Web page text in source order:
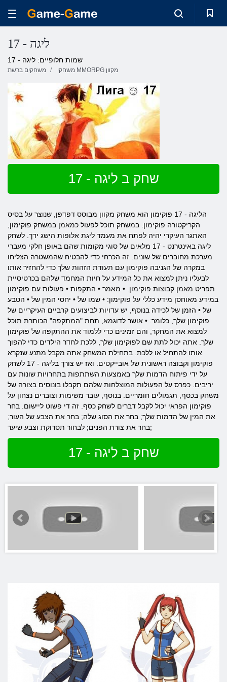
ליגה - 17
שמות חלופיים: ליגה - 17
משחקים ברשת משחקי MMORPG מקוון
שחק ב ליגה - 17
הליגה - 17 פוקימון הוא משחק מקוון מבוסס דפדפן, שנוצר על בסיס
הקריקטורה פוקימון. במשחק תוכל לפעול כמאמן במשחק פוקימון,
האתגר העיקרי יהיה לפתח את מעמד ליגת אלופות הישג ידך. לשחק
ליגה באינטרנט - 17 מלאים של סוגי מקומות שהם באופן חלקי מעברי
מערכת מחוברים של שונים. זה הכרחי כדי להבטיח שהמשטרה הצליחו
במקרה של הגניבה פוקימון עם תעודת הזהות שלך כדי להחזיר אותו
לבעליו ניתן למצוא את כל המידע על חיות המחמד שלהם בכרטיסיית
תפריט מאמן קבוצות פוקימון. • מאמר • התקפות • פעולות עם פוקימון
במידע מאוחסן מידע כללי על פוקימון: • שמו של • יחסי המין של • הטבע
של • הזמן של לכידה בנוסף, יש עדויות לביצועים קרביים העיקריים של
פוקימון שלך, כלומר: • אושר לדוגמא, תחת "המתקפה" הכותרת תוכל
למצוא את המחקר, והם זמינים כדי ללמוד את ההתקפה של פוקימון
שלך. אתה יכול לתת שם לפוקימון שלך, ללכת לחדר הילדים כדי להפוך
אותו להתחיל או ללכת. בתחילת המשחק אתה מקבל מתנע שנקרא
פוקימון וקבוצה ראשונית של אובייקטים. ואז יש צורך בליגה - 17 לשחק
על ידי פיתוח הדמות שלך באמצעות השתתפות בתחרויות שונות עם
יריבים. כפרס על הפעולות המוצלחות שלהם תקבלו בונוסים בצורה של
משחק בכסף, תגמולים חומריים. בנוסף, עובר משימות וצוברים נצחון על
פוקימון הפראי יכול לקבל דברים לשחק כסף. זה די פשוט ליישום. בחר
את המין של הדמות שלך; בחר את הסוג שלה; בחר את הצבע של העור;
בחר את צורת הפנים; לבחור תסרוקת וצבע שיער;
שחק ב ליגה - 17